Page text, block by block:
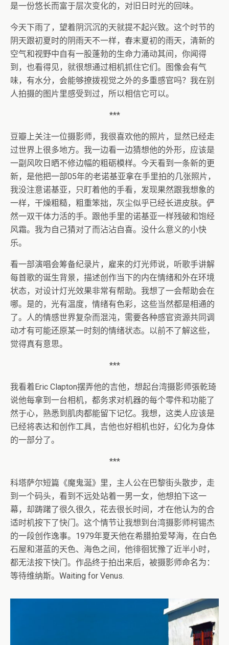
是一份悠长而富于层次变化的，对旧日时光的回味。
今天下雨了，望着阴沉沉的天就提不起兴致。这个时节的
阴天跟初夏时的阴雨天不一样，春末夏初的雨天，清新的
空气和视野中自有一股蓬勃的生命力涌动其间，你闻得
到，也看得见，就很想通过相机抓住它们。图像会有气
味，有水分，会能够撩拨视觉之外的多重感官吗？我在别
人拍摄的图片里感受到过，所以相信它可以。
***
豆瓣上关注一位摄影师，我很喜欢他的照片，显然已经走
过世界上很多地方。我一边看一边猜想他的外形，应该是
一副风吹日晒不修边幅的粗砺模样。今天看到一条新的更
新，是他把一部05年的老诺基亚拿在手里拍的几张照片，
我没注意诺基亚，只盯着他的手看，发现果然跟我想象的
一样，干燥粗糙，粗重笨拙，灰尘似乎已经长进皮肤。俨
然一双干体力活的手。跟他手里的诺基亚一样残破和饱经
风霜。我为自己猜对了而沾沾自喜。没什么意义的小快
乐。
看一部演唱会筹备纪录片，雇来的灯光师说，听歌手讲解
每首歌的诞生背景，描述创作当下的内在情绪和外在环境
状态，对设计灯光效果非常有帮助。我想了一会帮助会在
哪。是的，光有温度，情绪有色彩，这些当然都是相通的
了。人的情感世界复杂而混沌，需要各种感官资源共同调
动才有可能还原某一时刻的情绪状态。以前不了解这些，
觉得真有意思。
***
我看着Eric Clapton摆弄他的吉他，想起台湾摄影师張乾琦
说他每拿到一台相机，都务求对机器的每个零件和功能了
然于心，熟悉到肌肉都能留下记忆。我想，这类人应该是
已经将表达和创作工具，吉他也好相机也好，幻化为身体
的一部分了。
***
科塔萨尔短篇《魔鬼涎》里，主人公在巴黎街头散步，走
到一个码头，看到不远处站着一男一女，他想拍下这一
幕，却踌躇了很久很久，花去很长时间，才在他认为的合
适时机按下了快门。这个情节让我想到台湾摄影师柯锡杰
的一段创作逸事。1979年夏天他在希腊拍爱琴海，在白色
石屋和湛蓝的天色、海色之间，他徘徊犹豫了近半小时，
都无法按下快门。作品终于拍出来后，被摄影师命名为：
等待维纳斯。Waiting for Venus.